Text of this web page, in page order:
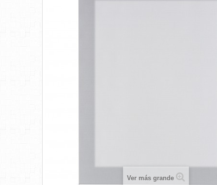
Ver más grande